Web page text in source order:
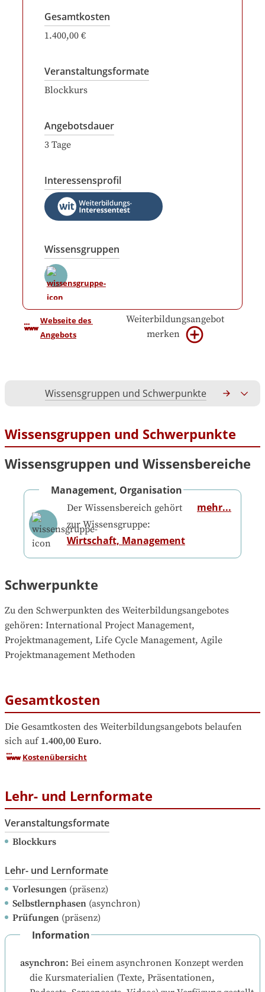
Gesamtkosten
1.400,00 €
Veranstaltungsformate
Blockkurs
Angebotsdauer
3 Tage
Interessensprofil
Wissensgruppen
Webseite des
Angebots
Weiterbildungsangebot
merken
Wissensgruppen und Schwerpunkte
Wissensgruppen und Schwerpunkte
Wissensgruppen und Wissensbereiche
Management, Organisation
Der Wissensbereich gehört
zur Wissensgruppe:
Wirtschaft, Management
mehr...
Schwerpunkte
Zu den Schwerpunkten des Weiterbildungsangebotes
gehören: International Project Management,
Projektmanagement, Life Cycle Management, Agile
Projektmanagement Methoden
Gesamtkosten
Die Gesamtkosten des Weiterbildungsangebots belaufen
sich auf 1.400,00 Euro.
Kostenübersicht
Lehr- und Lernformate
Veranstaltungsformate
Blockkurs
Lehr- und Lernformate
Vorlesungen (präsenz)
Selbstlernphasen (asynchron)
Prüfungen (präsenz)
Information
asynchron: Bei einem asynchronen Konzept werden
die Kursmaterialien (Texte, Präsentationen,